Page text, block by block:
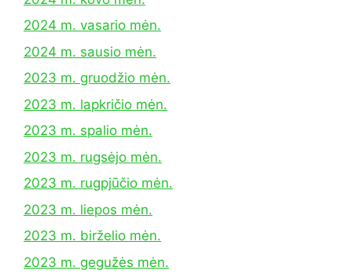
2024 m. vasario mėn.
2024 m. sausio mėn.
2023 m. gruodžio mėn.
2023 m. lapkričio mėn.
2023 m. spalio mėn.
2023 m. rugsėjo mėn.
2023 m. rugpjūčio mėn.
2023 m. liepos mėn.
2023 m. birželio mėn.
2023 m. gegužės mėn.